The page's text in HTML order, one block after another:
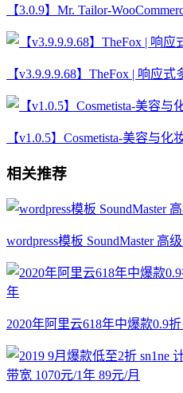
【3.0.9】Mr. Tailor-
【v3.9.9.9.68】TheFox | 响应式
【v1.0.5】Cosmetista-美容与化
相关推荐
wordpress模板 SoundMaster 高
2020年阿里云618年中爆款0.9